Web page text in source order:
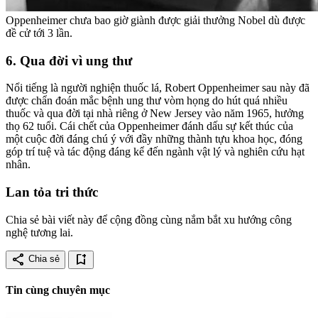
Oppenheimer chưa bao giờ giành được giải thưởng Nobel dù được
đề cử tới 3 lần.
6. Qua đời vì ung thư
Nổi tiếng là người nghiện thuốc lá, Robert Oppenheimer sau này đã
được chẩn đoán mắc bệnh ung thư vòm họng do hút quá nhiều
thuốc và qua đời tại nhà riêng ở New Jersey vào năm 1965, hưởng
thọ 62 tuổi. Cái chết của Oppenheimer đánh dấu sự kết thúc của
một cuộc đời đáng chú ý với đầy những thành tựu khoa học, đóng
góp trí tuệ và tác động đáng kể đến ngành vật lý và nghiên cứu hạt
nhân.
Lan tỏa tri thức
Chia sẻ bài viết này để cộng đồng cùng nắm bắt xu hướng công
nghệ tương lai.
share Chia sẻ bookmark_add
Tin cùng chuyên mục